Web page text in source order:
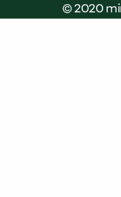
© 2020